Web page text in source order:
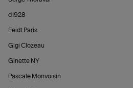
d1928
Feidt Paris
Gigi Clozeau
Ginette NY
Pascale Monvoisin